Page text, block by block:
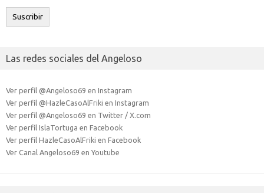
electrónico
Suscribir
Las redes sociales del Angeloso
Ver perfil @Angeloso69 en Instagram
Ver perfil @HazleCasoAlFriki en Instagram
Ver perfil @Angeloso69 en Twitter / X.com
Ver perfil IslaTortuga en Facebook
Ver perfil HazleCasoAlFriki en Facebook
Ver Canal Angeloso69 en Youtube